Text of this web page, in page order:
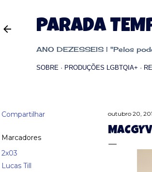
PARADA
ANO DEZESSEIS | "Pelos
SOBRE PRODUÇÕES LGBTQIA+
Compartilhar
Marcadores
2x03
Lucas Till
outubro 20,